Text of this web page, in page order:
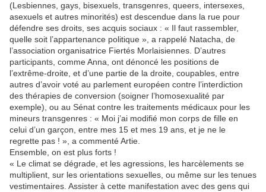
(Lesbiennes, gays, bisexuels, transgenres, queers, intersexes,
asexuels et autres minorités) est descendue dans la rue pour
défendre ses droits, ses acquis sociaux : « Il faut rassembler,
quelle soit l’appartenance politique », a rappelé Natacha, de
l’association organisatrice Fiertés Morlaisiennes. D’autres
participants, comme Anna, ont dénoncé les positions de
l’extrême-droite, et d’une partie de la droite, coupables, entre
autres d’avoir voté au parlement européen contre l’interdiction
des thérapies de conversion (soigner l’homosexualité par
exemple), ou au Sénat contre les traitements médicaux pour les
mineurs transgenres : « Moi j’ai modifié mon corps de fille en
celui d’un garçon, entre mes 15 et mes 19 ans, et je ne le
regrette pas ! », a commenté Artie.
Ensemble, on est plus forts !
« Le climat se dégrade, et les agressions, les harcèlements se
multiplient, sur les orientations sexuelles, ou même sur les tenues
vestimentaires. Assister à cette manifestation avec des gens qui